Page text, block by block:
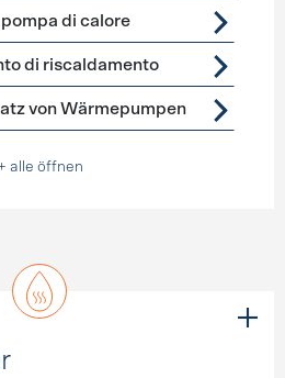
di calore
di riscaldamento
von Wärmepumpen
alle öffnen